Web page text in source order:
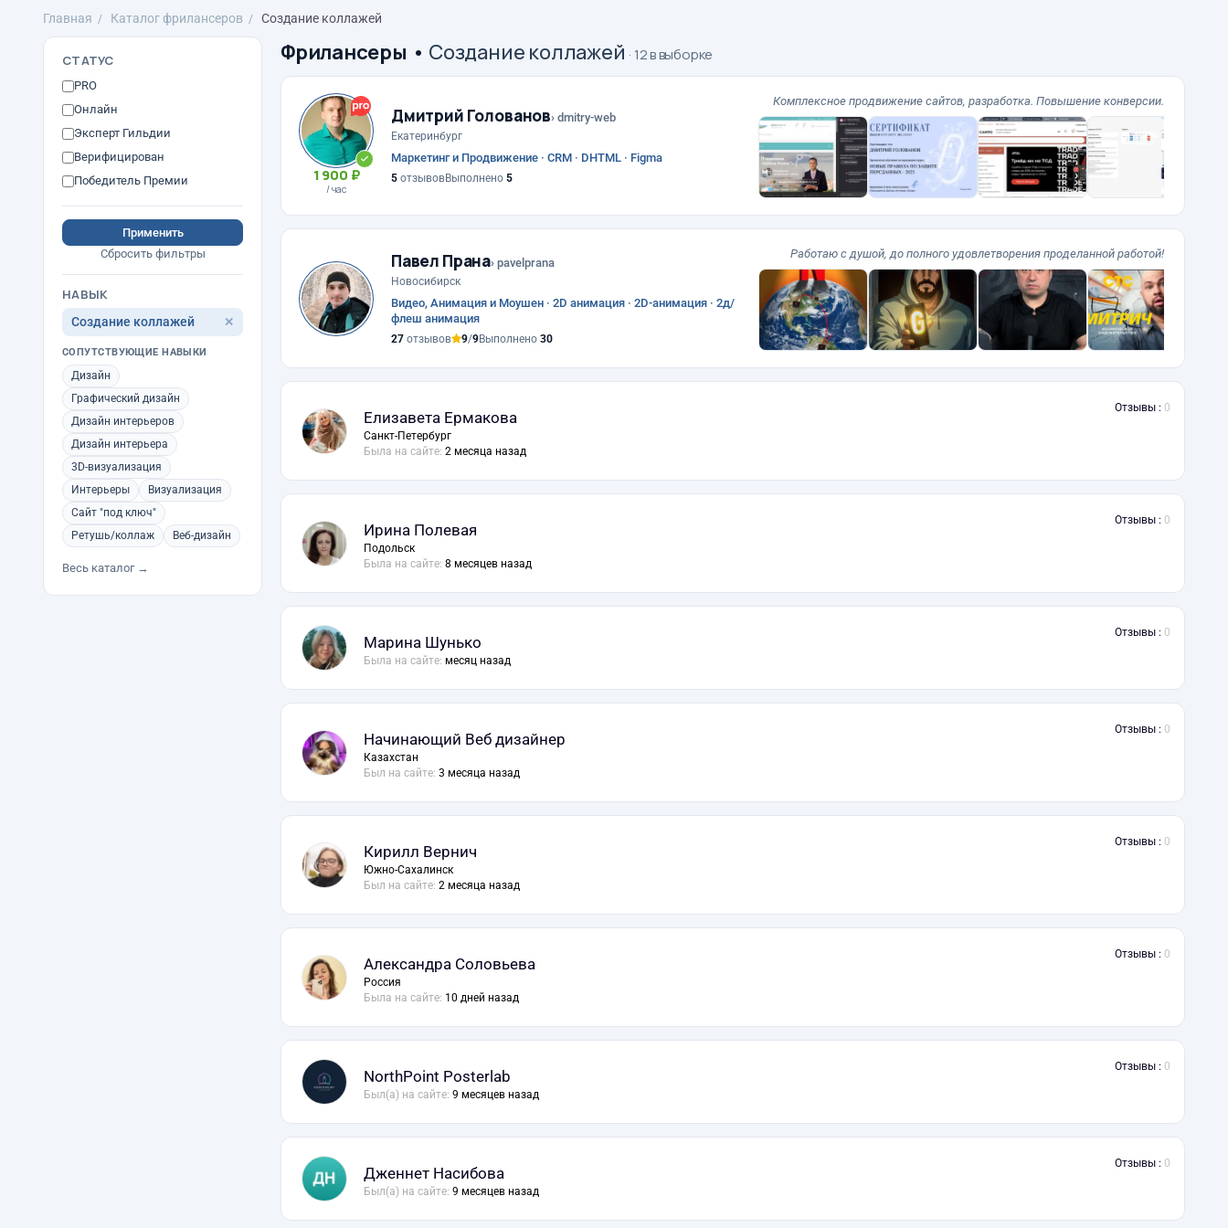
Главная Каталог фрилансеров Создание коллажей
СТАТУС
PRO
Онлайн
Эксперт Гильдии
Верифицирован
Победитель Премии
Применить
Сбросить фильтры
НАВЫК
Создание коллажей ✕
СОПУТСТВУЮЩИЕ НАВЫКИ
Дизайн
Графический дизайн
Дизайн интерьеров
Дизайн интерьера
3D-визуализация
Интерьеры
Визуализация
Сайт "под ключ"
Ретушь/коллаж
Веб-дизайн
Весь каталог →
Фрилансеры • Создание коллажей · 12 в выборке
1 900 ₽
/ час
Дмитрий Голованов› dmitry-web
Екатеринбург
Маркетинг и Продвижение · CRM · DHTML · Figma
5 отзывовВыполнено 5
Комплексное продвижение сайтов, разработка. Повышение конверсии.
Павел Прана› pavelprana
Новосибирск
Видео, Анимация и Моушен · 2D анимация · 2D-анимация · 2д/
флеш анимация
27 отзывов 9/9Выполнено 30
Работаю с душой, до полного удовлетворения проделанной работой!
Елизавета Ермакова
Санкт-Петербург
Была на сайте: 2 месяца назад
Отзывы : 0
Ирина Полевая
Подольск
Была на сайте: 8 месяцев назад
Отзывы : 0
Марина Шунько
Была на сайте: месяц назад
Отзывы : 0
Начинающий Веб дизайнер
Казахстан
Был на сайте: 3 месяца назад
Отзывы : 0
Кирилл Вернич
Южно-Сахалинск
Был на сайте: 2 месяца назад
Отзывы : 0
Александра Соловьева
Россия
Была на сайте: 10 дней назад
Отзывы : 0
NorthPoint Posterlab
Был(а) на сайте: 9 месяцев назад
Отзывы : 0
Дженнет Насибова
Был(а) на сайте: 9 месяцев назад
Отзывы : 0